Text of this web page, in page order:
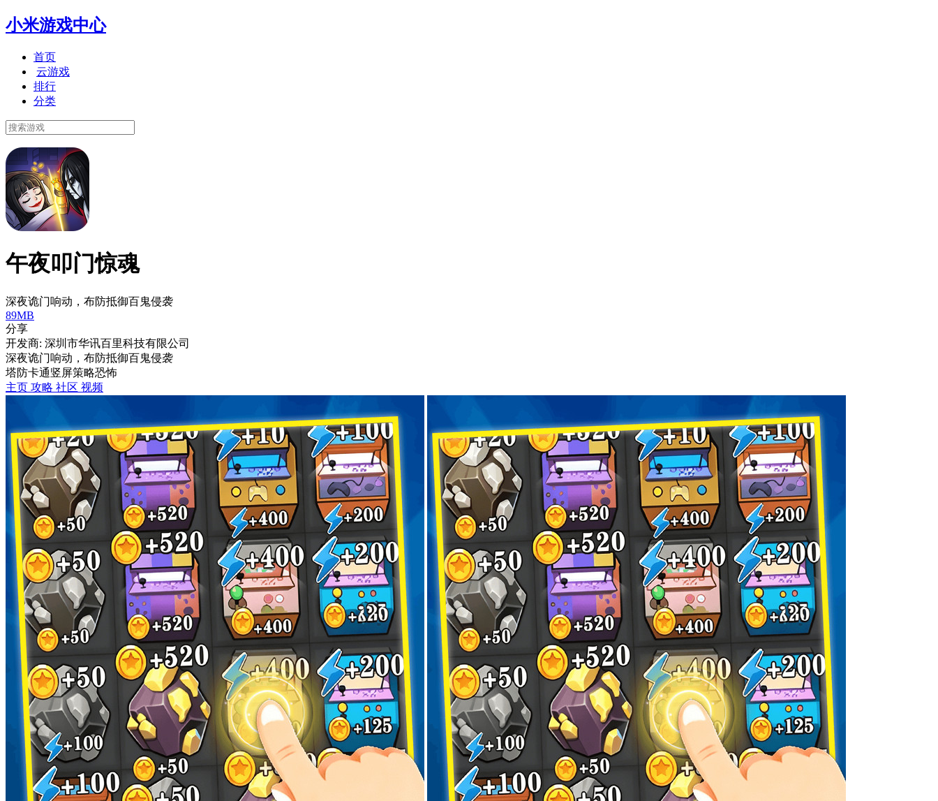
小米游戏中心
首页
云游戏
排行
分类
午夜叩门惊魂
深夜诡门响动，布防抵御百鬼侵袭
89MB
分享
开发商: 深圳市华讯百里科技有限公司
深夜诡门响动，布防抵御百鬼侵袭
塔防卡通竖屏策略恐怖
主页 攻略 社区 视频